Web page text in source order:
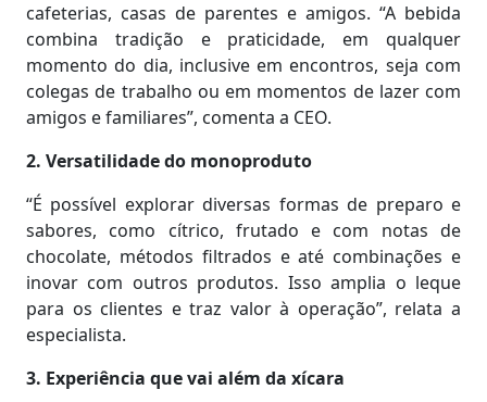
cafeterias, casas de parentes e amigos. “A bebida
combina tradição e praticidade, em qualquer
momento do dia, inclusive em encontros, seja com
colegas de trabalho ou em momentos de lazer com
amigos e familiares”, comenta a CEO.
2. Versatilidade do monoproduto
“É possível explorar diversas formas de preparo e
sabores, como cítrico, frutado e com notas de
chocolate, métodos filtrados e até combinações e
inovar com outros produtos. Isso amplia o leque
para os clientes e traz valor à operação”, relata a
especialista.
3. Experiência que vai além da xícara